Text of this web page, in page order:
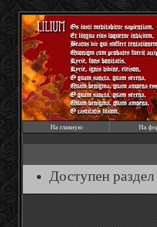
На главную На
Доступен